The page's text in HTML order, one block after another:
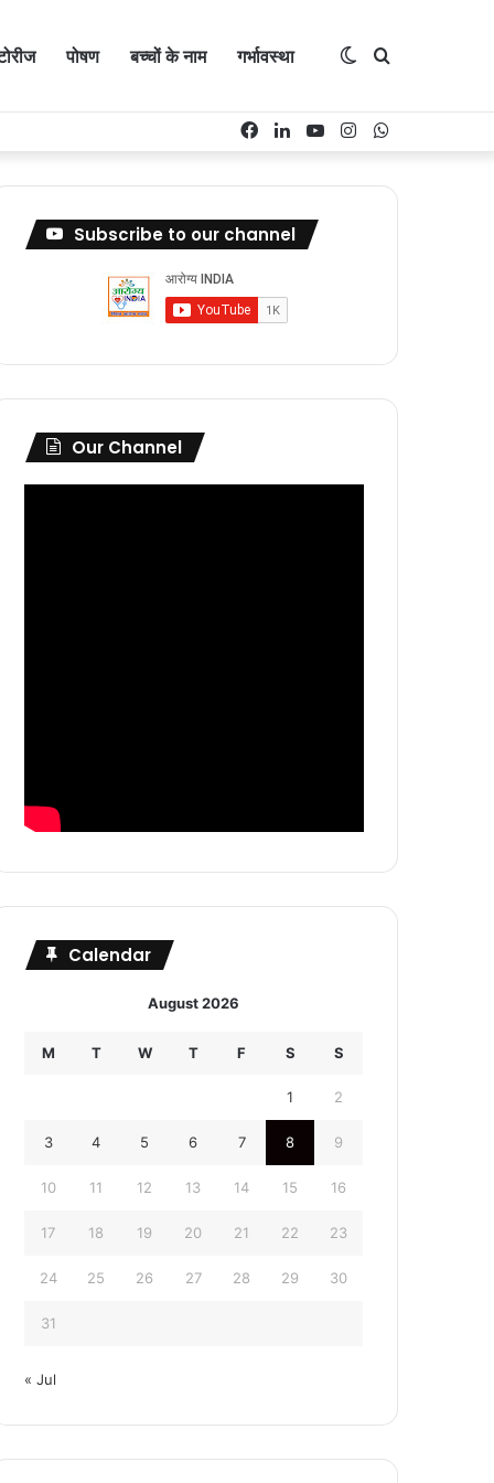
पोषण बच्चों के नाम गर्भावस्था Search
Switch
Instagram
YouTube
LinkedIn
Facebook
Subscribe to our channel
Our Channel
Calendar
August 2026
M T W T F S S
1 2
3 4 5 6 7 8 9
10 11 12 13 14 15 16
17 18 19 20 21 22 23
24 25 26 27 28 29 30
31
« Jul